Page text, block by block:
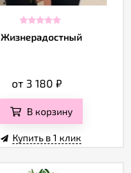
Жизнерадостный
от 3 180 ₽
В корзину
Купить в 1 клик